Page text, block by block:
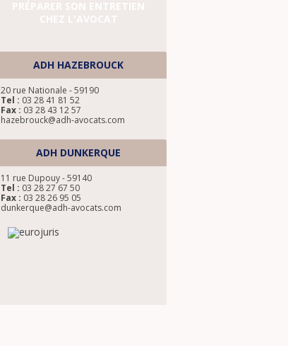
ADH HAZEBROUCK
20 rue Nationale - 59190
Tel : 03 28 41 81 52
Fax : 03 28 43 12 57
hazebrouck@adh-avocats.com
ADH DUNKERQUE
11 rue Dupouy - 59140
Tel : 03 28 27 67 50
Fax : 03 28 26 95 05
dunkerque@adh-avocats.com